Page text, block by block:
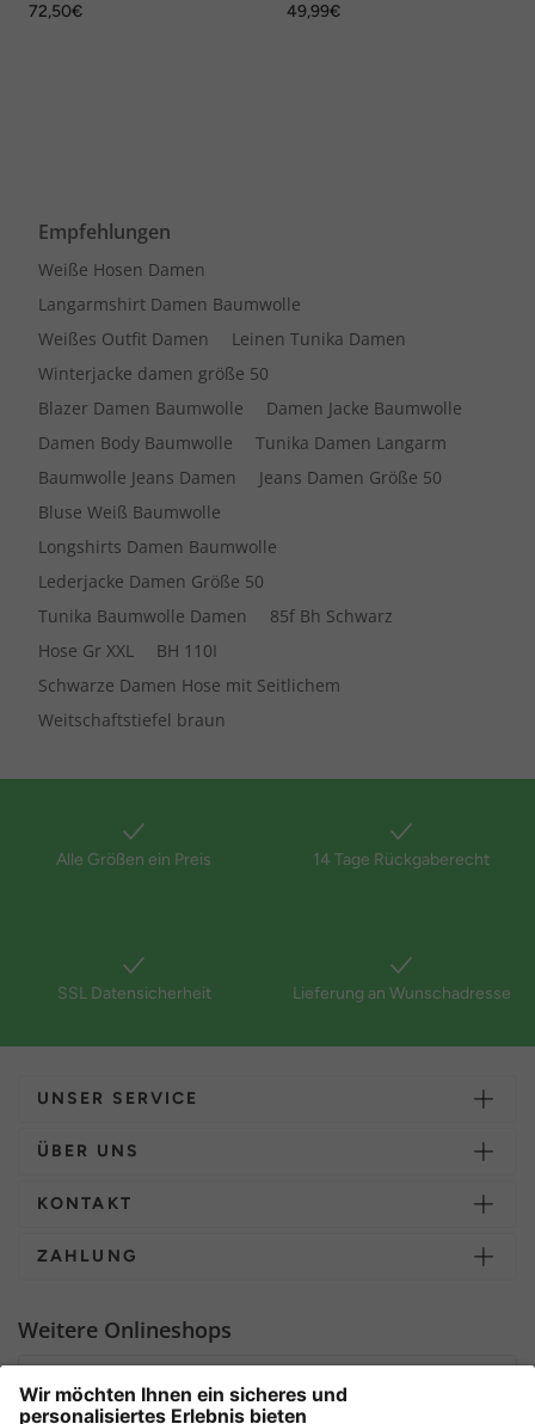
72,50€
49,99€
Empfehlungen
Weiße Hosen Damen
Langarmshirt Damen Baumwolle
Weißes Outfit Damen
Leinen Tunika Damen
Winterjacke damen größe 50
Blazer Damen Baumwolle
Damen Jacke Baumwolle
Damen Body Baumwolle
Tunika Damen Langarm
Baumwolle Jeans Damen
Jeans Damen Größe 50
Bluse Weiß Baumwolle
Longshirts Damen Baumwolle
Lederjacke Damen Größe 50
Tunika Baumwolle Damen
85f Bh Schwarz
Hose Gr XXL
BH 110I
Schwarze Damen Hose mit Seitlichem
Weitschaftstiefel braun
Alle Größen ein Preis 14 Tage Rückgaberecht
SSL Datensicherheit Lieferung an Wunschadresse
UNSER SERVICE
ÜBER UNS
KONTAKT
ZAHLUNG
Weitere Onlineshops